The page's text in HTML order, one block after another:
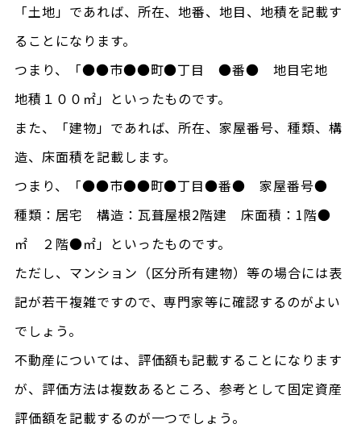
「土地」であれば、所在、地番、地目、地積を記載す
ることになります。
つまり、「●●市●●町●丁目 ●番● 地目宅地
地積１００㎡」といったものです。
また、「建物」であれば、所在、家屋番号、種類、構
造、床面積を記載します。
つまり、「●●市●●町●丁目●番● 家屋番号●
種類：居宅 構造：瓦葺屋根2階建 床面積：1階●
㎡ ２階●㎡」といったものです。
ただし、マンション（区分所有建物）等の場合には表
記が若干複雑ですので、専門家等に確認するのがよい
でしょう。
不動産については、評価額も記載することになります
が、評価方法は複数あるところ、参考として固定資産
評価額を記載するのが一つでしょう。